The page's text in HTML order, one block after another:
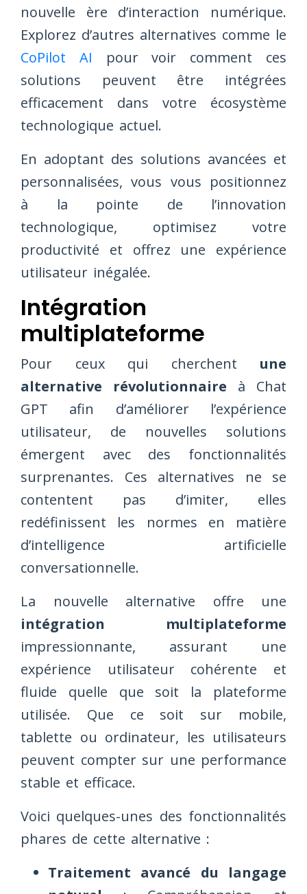
nouvelle ère d’interaction numérique.
Explorez d’autres alternatives comme le
CoPilot AI pour voir comment ces
solutions peuvent être intégrées
efficacement dans votre écosystème
technologique actuel.
En adoptant des solutions avancées et
personnalisées, vous vous positionnez
à la pointe de l’innovation
technologique, optimisez votre
productivité et offrez une expérience
utilisateur inégalée.
Intégration
multiplateforme
Pour ceux qui cherchent une
alternative révolutionnaire à Chat
GPT afin d’améliorer l’expérience
utilisateur, de nouvelles solutions
émergent avec des fonctionnalités
surprenantes. Ces alternatives ne se
contentent pas d’imiter, elles
redéfinissent les normes en matière
d’intelligence artificielle
conversationnelle.
La nouvelle alternative offre une
intégration multiplateforme
impressionnante, assurant une
expérience utilisateur cohérente et
fluide quelle que soit la plateforme
utilisée. Que ce soit sur mobile,
tablette ou ordinateur, les utilisateurs
peuvent compter sur une performance
stable et efficace.
Voici quelques-unes des fonctionnalités
phares de cette alternative :
Traitement avancé du langage